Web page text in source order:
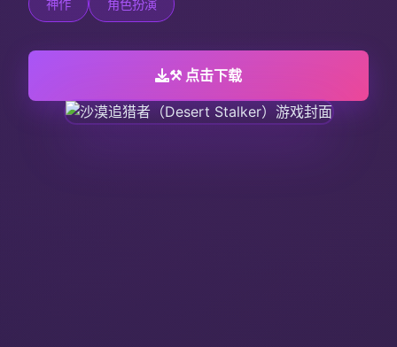
神作 角色扮演
⚒️ 点击下载